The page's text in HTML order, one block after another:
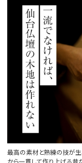
最高の素材と熟練の技が生